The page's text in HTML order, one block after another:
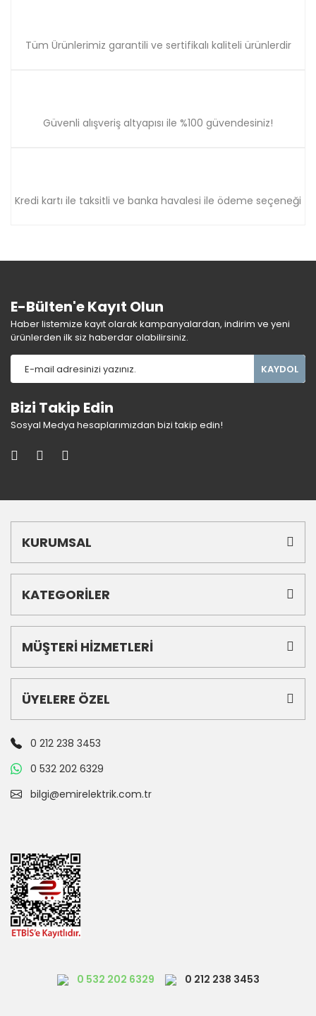
Tüm Ürünlerimiz garantili ve sertifikalı kaliteli ürünlerdir
Güvenli alışveriş altyapısı ile %100 güvendesiniz!
Kredi kartı ile taksitli ve banka havalesi ile ödeme seçeneği
E-Bülten'e Kayıt Olun
Haber listemize kayıt olarak kampanyalardan, indirim ve yeni
ürünlerden ilk siz haberdar olabilirsiniz.
KAYDOL
Bizi Takip Edin
Sosyal Medya hesaplarımızdan bizi takip edin!
KURUMSAL
KATEGORİLER
MÜŞTERİ HİZMETLERİ
ÜYELERE ÖZEL
0 212 238 3453
0 532 202 6329
bilgi@emirelektrik.com.tr
0 532 202 6329 0 212 238 3453